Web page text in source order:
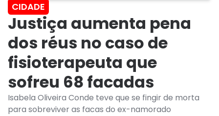
CIDADE
Justiça aumenta pena
dos réus no caso de
fisioterapeuta que
sofreu 68 facadas
Isabela Oliveira Conde teve que se fingir de morta
para sobreviver as facas do ex-namorado